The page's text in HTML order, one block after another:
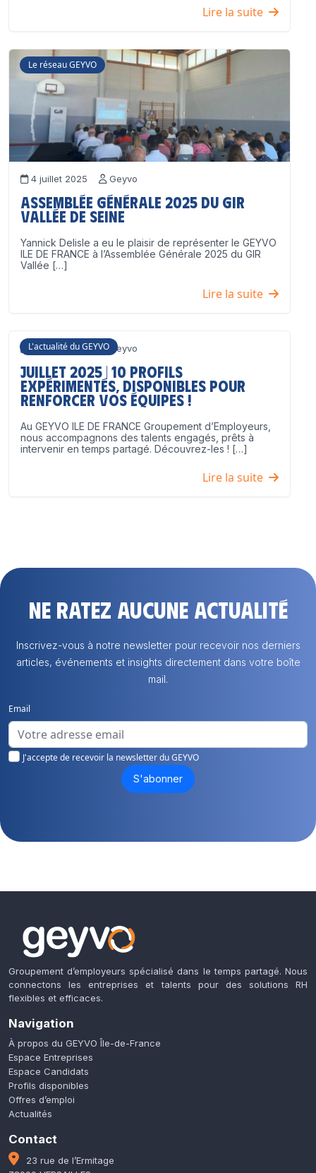
Lire la suite
Le réseau GEYVO
4 juillet 2025 Geyvo
Assemblée Générale 2025 du GIR
Vallée de Seine
Yannick Delisle a eu le plaisir de représenter le GEYVO
ILE DE FRANCE à l’Assemblée Générale 2025 du GIR
Vallée […]
Lire la suite
L'actualité du GEYVO
3 juillet 2025 Geyvo
Juillet 2025 | 10 profils
expérimentés, disponibles pour
renforcer vos équipes !
Au GEYVO ILE DE FRANCE Groupement d’Employeurs,
nous accompagnons des talents engagés, prêts à
intervenir en temps partagé. Découvrez-les ! […]
Lire la suite
Ne ratez aucune actualité
Inscrivez-vous à notre newsletter pour recevoir nos derniers
articles, événements et insights directement dans votre boîte
mail.
Email
J'accepte de recevoir la newsletter du GEYVO
S'abonner
Groupement d’employeurs spécialisé dans le temps partagé. Nous
connectons les entreprises et talents pour des solutions RH
flexibles et efficaces.
Navigation
À propos du GEYVO Île-de-France
Espace Entreprises
Espace Candidats
Profils disponibles
Offres d’emploi
Actualités
Contact
23 rue de l’Ermitage